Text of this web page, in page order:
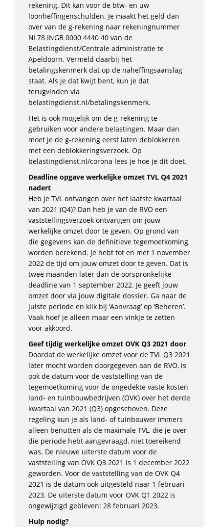
rekening. Dit kan voor de btw- en uw
loonheffingenschulden. Je maakt het geld dan
over van de g-rekening naar rekeningnummer
NL78 INGB 0000 4440 40 van de
Belastingdienst/Centrale administratie te
Apeldoorn. Vermeld daarbij het
betalingskenmerk dat op de naheffingsaanslag
staat. Als je dat kwijt bent, kun je dat
terugvinden via
belastingdienst.nl/betalingskenmerk.
Het is ook mogelijk om de g-rekening te
gebruiken voor andere belastingen. Maar dan
moet je de g-rekening eerst laten deblokkeren
met een deblokkeringsverzoek. Op
belastingdienst.nl/corona lees je hoe je dit doet.
Deadline opgave werkelijke omzet TVL Q4 2021
nadert
Heb je TVL ontvangen over het laatste kwartaal
van 2021 (Q4)? Dan heb je van de RVO een
vaststellingsverzoek ontvangen om jouw
werkelijke omzet door te geven. Op grond van
die gegevens kan de definitieve tegemoetkoming
worden berekend. Je hebt tot en met 1 november
2022 de tijd om jouw omzet door te geven. Dat is
twee maanden later dan de oorspronkelijke
deadline van 1 september 2022. Je geeft jouw
omzet door via jouw digitale dossier. Ga naar de
juiste periode en klik bij ‘Aanvraag’ op ‘Beheren’.
Vaak hoef je alleen maar een vinkje te zetten
voor akkoord.
Geef tijdig werkelijke omzet OVK Q3 2021 door
Doordat de werkelijke omzet voor de TVL Q3 2021
later mocht worden doorgegeven aan de RVO, is
ook de datum voor de vaststelling van de
tegemoetkoming voor de ongedekte vaste kosten
land- en tuinbouwbedrijven (OVK) over het derde
kwartaal van 2021 (Q3) opgeschoven. Deze
regeling kun je als land- of tuinbouwer immers
alleen benutten als de maximale TVL, die je over
die periode hebt aangevraagd, niet toereikend
was. De nieuwe uiterste datum voor de
vaststelling van OVK Q3 2021 is 1 december 2022
geworden. Voor de vaststelling van de OVK Q4
2021 is de datum ook uitgesteld naar 1 februari
2023. De uiterste datum voor OVK Q1 2022 is
ongewijzigd gebleven: 28 februari 2023.
Hulp nodig?